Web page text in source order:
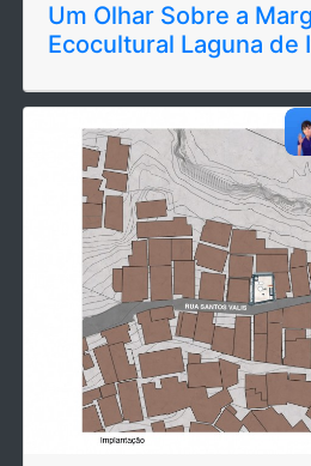
Um Olhar Sobre a
Ecocultural Laguna de